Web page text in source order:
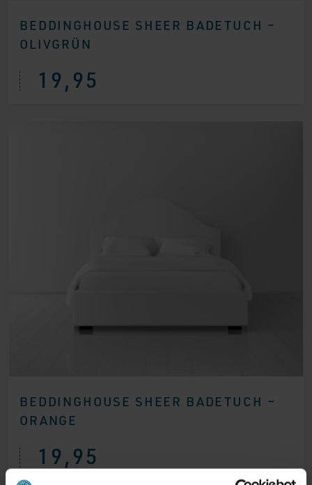
BEDDINGHOUSE SHEER BADETUCH –
OLIVGRÜN
19,95
BEDDINGHOUSE SHEER BADETUCH –
ORANGE
19,95